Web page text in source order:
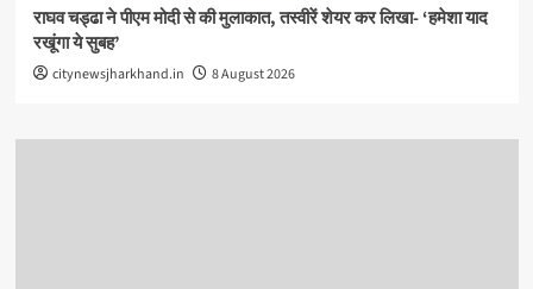
राघव चड्ढा ने पीएम मोदी से की मुलाकात, तस्वीरें शेयर कर लिखा- ‘हमेशा याद
रखूंगा ये सुबह’
citynewsjharkhand.in 8 August 2026